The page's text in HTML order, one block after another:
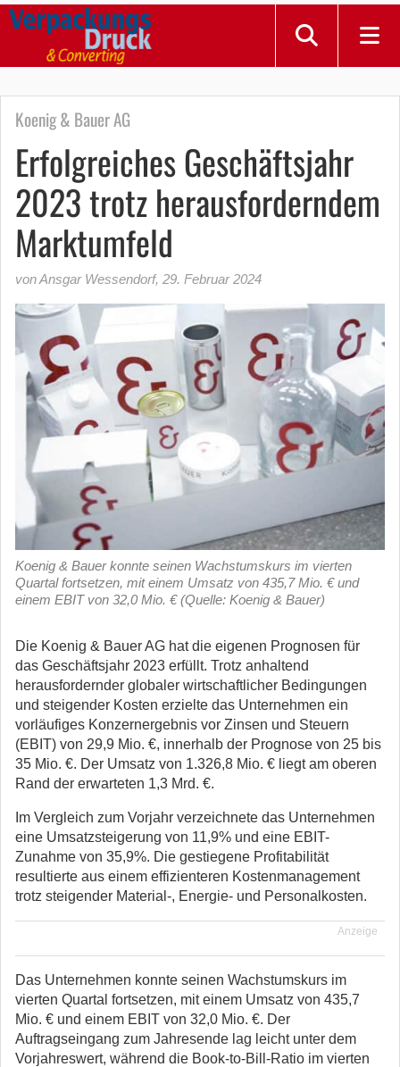
Koenig & Bauer AG
Erfolgreiches Geschäftsjahr
2023 trotz herausforderndem
Marktumfeld
von Ansgar Wessendorf, 29. Februar 2024
Koenig & Bauer konnte seinen Wachstumskurs im vierten
Quartal fortsetzen, mit einem Umsatz von 435,7 Mio. € und
einem EBIT von 32,0 Mio. € (Quelle: Koenig & Bauer)
Die Koenig & Bauer AG hat die eigenen Prognosen für
das Geschäftsjahr 2023 erfüllt. Trotz anhaltend
herausfordernder globaler wirtschaftlicher Bedingungen
und steigender Kosten erzielte das Unternehmen ein
vorläufiges Konzernergebnis vor Zinsen und Steuern
(EBIT) von 29,9 Mio. €, innerhalb der Prognose von 25 bis
35 Mio. €. Der Umsatz von 1.326,8 Mio. € liegt am oberen
Rand der erwarteten 1,3 Mrd. €.
Im Vergleich zum Vorjahr verzeichnete das Unternehmen
eine Umsatzsteigerung von 11,9% und eine EBIT-
Zunahme von 35,9%. Die gestiegene Profitabilität
resultierte aus einem effizienteren Kostenmanagement
trotz steigender Material-, Energie- und Personalkosten.
Anzeige
Das Unternehmen konnte seinen Wachstumskurs im
vierten Quartal fortsetzen, mit einem Umsatz von 435,7
Mio. € und einem EBIT von 32,0 Mio. €. Der
Auftragseingang zum Jahresende lag leicht unter dem
Vorjahreswert, während die Book-to-Bill-Ratio im vierten